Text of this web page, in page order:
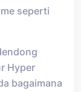
seperti
Hyper
bagaimana